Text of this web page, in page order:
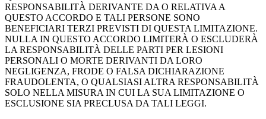
RESPONSABILITÀ DERIVANTE DA O RELATIVA A
QUESTO ACCORDO E TALI PERSONE SONO
BENEFICIARI TERZI PREVISTI DI QUESTA LIMITAZIONE.
NULLA IN QUESTO ACCORDO LIMITERÀ O ESCLUDERÀ
LA RESPONSABILITÀ DELLE PARTI PER LESIONI
PERSONALI O MORTE DERIVANTI DA LORO
NEGLIGENZA, FRODE O FALSA DICHIARAZIONE
FRAUDOLENTA, O QUALSIASI ALTRA RESPONSABILITÀ
SOLO NELLA MISURA IN CUI LA SUA LIMITAZIONE O
ESCLUSIONE SIA PRECLUSA DA TALI LEGGI.